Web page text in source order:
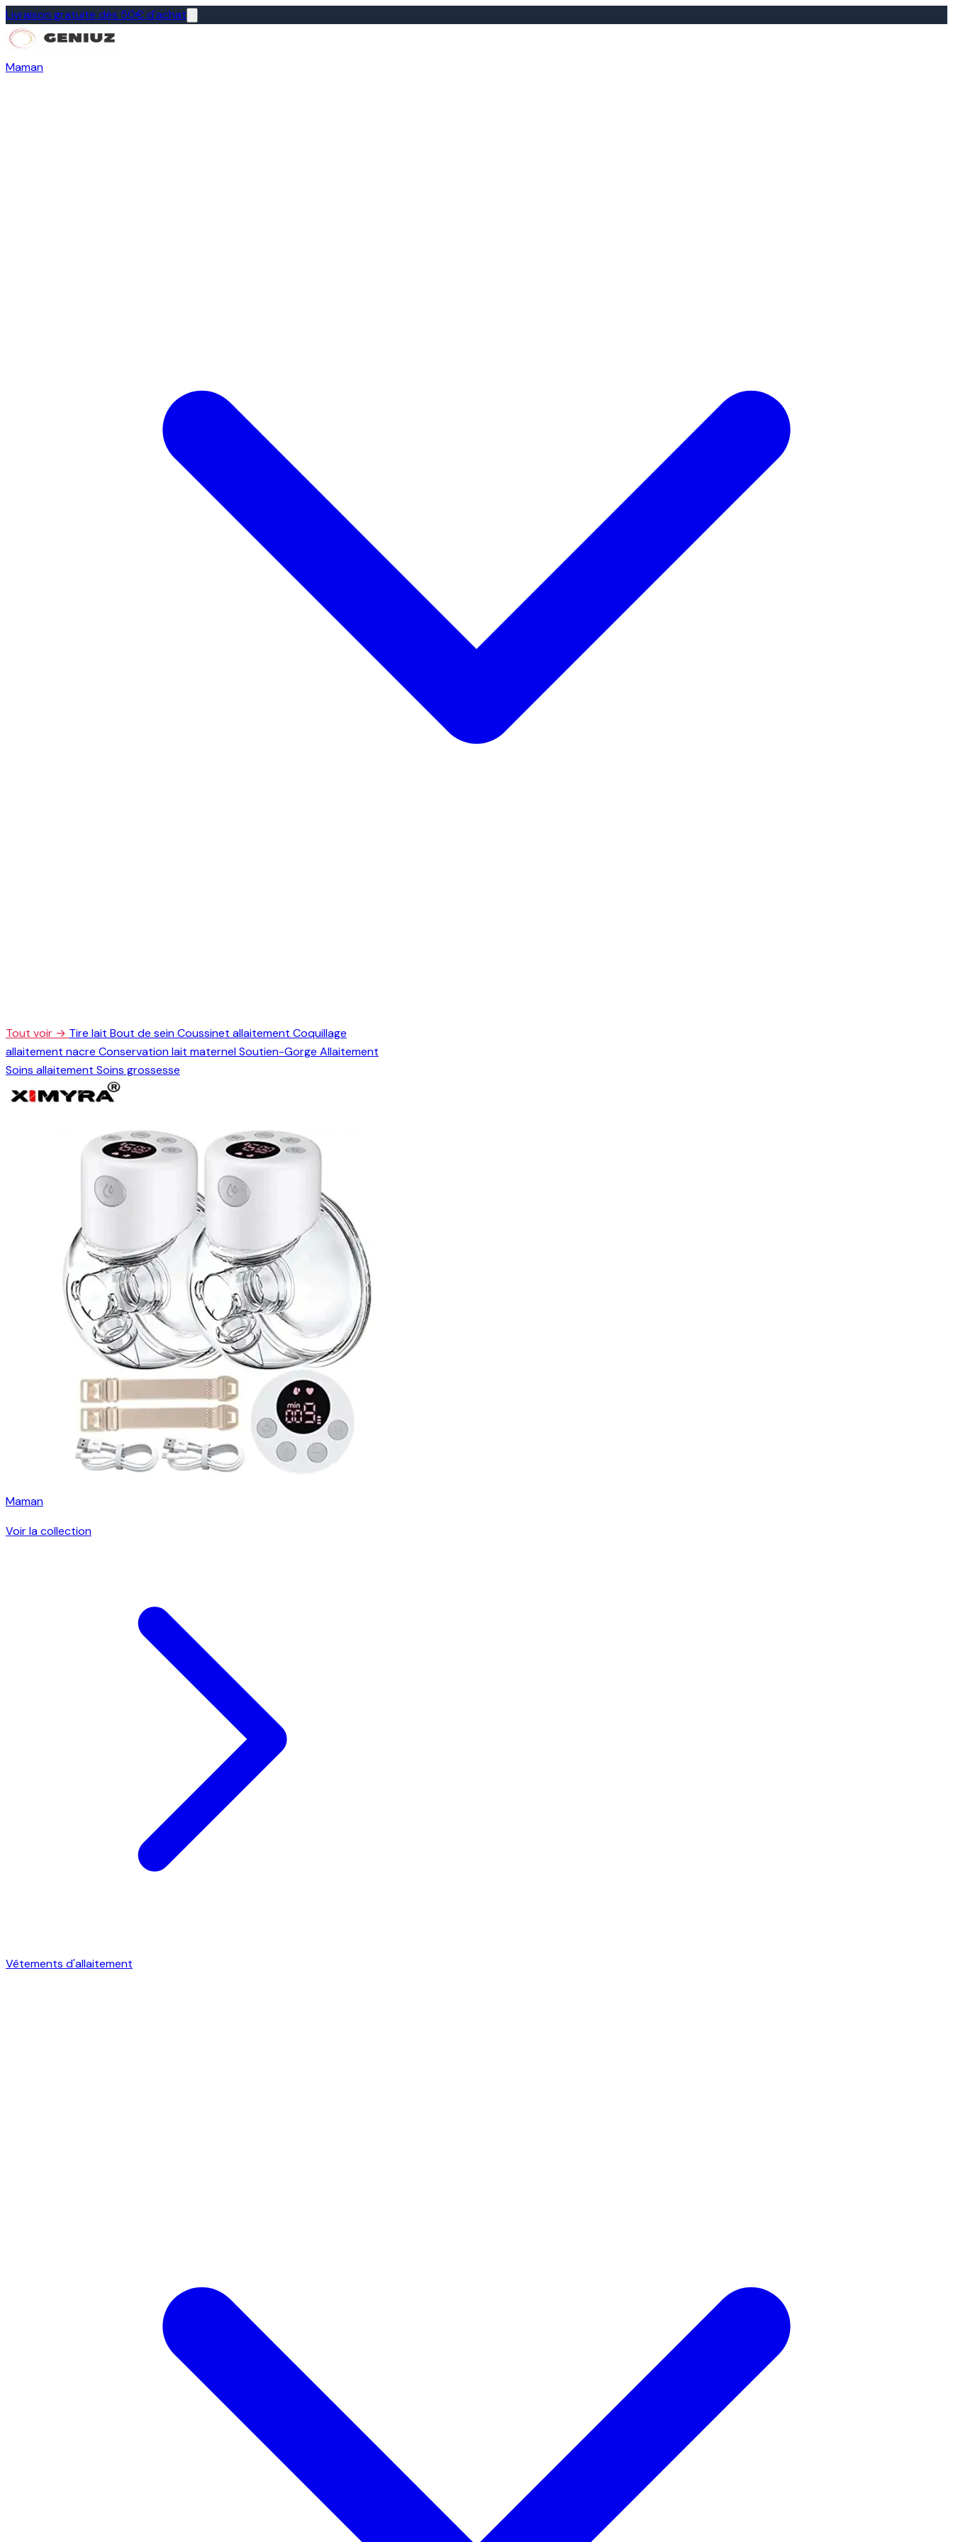
Livraison gratuite dès 50€ d'achat
Maman
Tout voir → Tire lait Bout de seinCoussinet allaitement Coquillage
allaitement nacre Conservation lait maternelSoutien-Gorge Allaitement
Soins allaitement Soins grossesse
Maman
Voir la collection
Vêtements d'allaitement